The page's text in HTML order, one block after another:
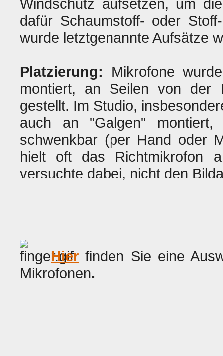
Windschutz aufsetzen, um
dafür Schaumstoff- oder
wurde letztgenannte Aufsätze
Platzierung: Mikrofone
montiert, an Seilen von der
gestellt. Im Studio,
auch an "Galgen"
schwenkbar (per Hand oder
hielt oft das Richtmikrofon
versuchte dabei, nicht den
Hier finden Sie eine
Mikrofonen.